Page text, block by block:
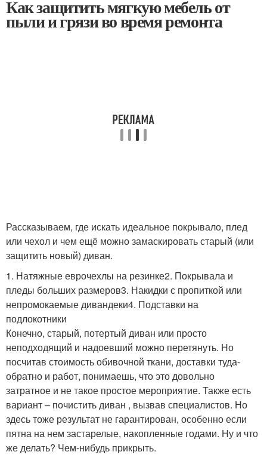
Как защитить мягкую мебель от
пыли и грязи во время ремонта
Рассказываем, где искать идеальное покрывало, плед
или чехол и чем ещё можно замаскировать старый (или
защитить новый) диван.
1. Натяжные еврочехлы на резинке2. Покрывала и
пледы больших размеров3. Накидки с пропиткой или
непромокаемые дивандеки4. Подставки на
подлокотники
Конечно, старый, потертый диван или просто
неподходящий и надоевший можно перетянуть. Но
посчитав стоимость обивочной ткани, доставки туда-
обратно и работ, понимаешь, что это довольно
затратное и не такое простое мероприятие. Также есть
вариант – почистить диван , вызвав специалистов. Но
здесь тоже результат не гарантирован, особенно если
пятна на нем застарелые, накопленные годами. Ну и что
же делать? Чем-нибудь прикрыть.